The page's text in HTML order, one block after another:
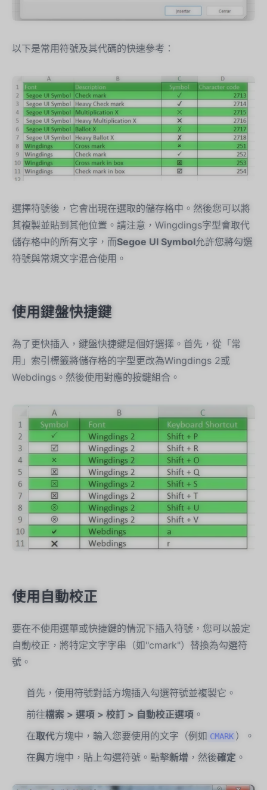
以下是常用符號及其代碼的快速參考：
選擇符號後，它會出現在選取的儲存格中。然後您可以將
其複製並貼到其他位置。請注意，Wingdings字型會取代
儲存格中的所有文字，而Segoe UI Symbol允許您將勾選
符號與常規文字混合使用。
使用鍵盤快捷鍵
為了更快插入，鍵盤快捷鍵是個好選擇。首先，從「常
用」索引標籤將儲存格的字型更改為Wingdings 2或
Webdings。然後使用對應的按鍵組合。
使用自動校正
要在不使用選單或快捷鍵的情況下插入符號，您可以設定
自動校正，將特定文字字串（如"cmark"）替換為勾選符
號。
首先，使用符號對話方塊插入勾選符號並複製它。
前往檔案 > 選項 > 校訂 > 自動校正選項 。
在取代方塊中，輸入您要使用的文字（例如 CMARK ）。
在與方塊中，貼上勾選符號。點擊新增 ，然後確定 。